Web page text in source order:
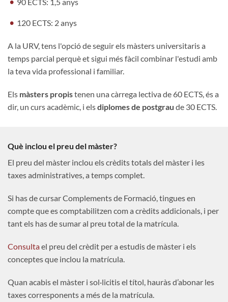
90 ECTS: 1,5 anys
120 ECTS: 2 anys
A la URV, tens l'opció de seguir els màsters universitaris a
temps parcial perquè et sigui més fàcil combinar l'estudi amb
la teva vida professional i familiar.
Els màsters propistenen una càrrega lectiva de 60 ECTS, és a
dir, un curs acadèmic, i elsdiplomes de postgrau de 30 ECTS.
Què inclou el preu del màster?
El preu del màster inclou els crèdits totals del màster i les
taxes administratives, a temps complet.
Si has de cursar Complements de Formació, tingues en
compte que es comptabilitzen com a crèdits addicionals, i per
tant els has de sumar al preu total de la matrícula.
Consultael preu del crèdit per a estudis de màster i els
conceptes que inclou la matrícula.
Quan acabis el màster i sol·licitis el títol, hauràs d’abonar les
taxes corresponents a més de la matrícula.